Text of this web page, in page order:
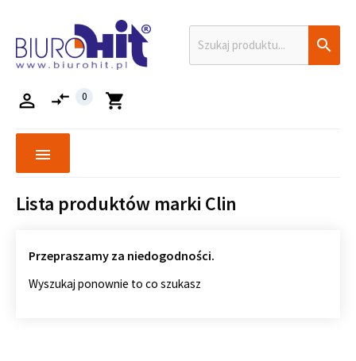

shopping_cart
compare_arrows 0

menu
Lista produktów marki Clin
Przepraszamy za niedogodności.
Wyszukaj ponownie to co szukasz